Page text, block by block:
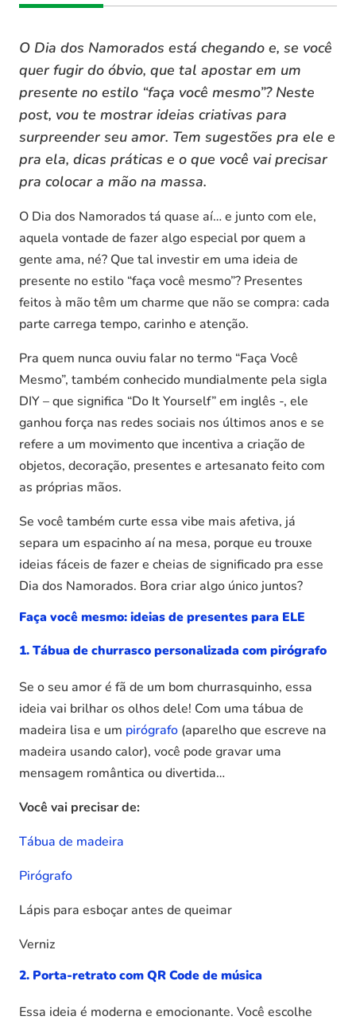
O Dia dos Namorados está chegando e, se você
quer fugir do óbvio, que tal apostar em um
presente no estilo “faça você mesmo”? Neste
post, vou te mostrar ideias criativas para
surpreender seu amor. Tem sugestões pra ele e
pra ela, dicas práticas e o que você vai precisar
pra colocar a mão na massa.
O Dia dos Namorados tá quase aí… e junto com ele,
aquela vontade de fazer algo especial por quem a
gente ama, né? Que tal investir em uma ideia de
presente no estilo “faça você mesmo”? Presentes
feitos à mão têm um charme que não se compra: cada
parte carrega tempo, carinho e atenção.
Pra quem nunca ouviu falar no termo “Faça Você
Mesmo”, também conhecido mundialmente pela sigla
DIY – que significa “Do It Yourself” em inglês -, ele
ganhou força nas redes sociais nos últimos anos e se
refere a um movimento que incentiva a criação de
objetos, decoração, presentes e artesanato feito com
as próprias mãos.
Se você também curte essa vibe mais afetiva, já
separa um espacinho aí na mesa, porque eu trouxe
ideias fáceis de fazer e cheias de significado pra esse
Dia dos Namorados. Bora criar algo único juntos?
Faça você mesmo: ideias de presentes para ELE
1. Tábua de churrasco personalizada com pirógrafo
Se o seu amor é fã de um bom churrasquinho, essa
ideia vai brilhar os olhos dele! Com uma tábua de
madeira lisa e um pirógrafo (aparelho que escreve na
madeira usando calor), você pode gravar uma
mensagem romântica ou divertida…
Você vai precisar de:
Tábua de madeira
Pirógrafo
Lápis para esboçar antes de queimar
Verniz
2. Porta-retrato com QR Code de música
Essa ideia é moderna e emocionante. Você escolhe